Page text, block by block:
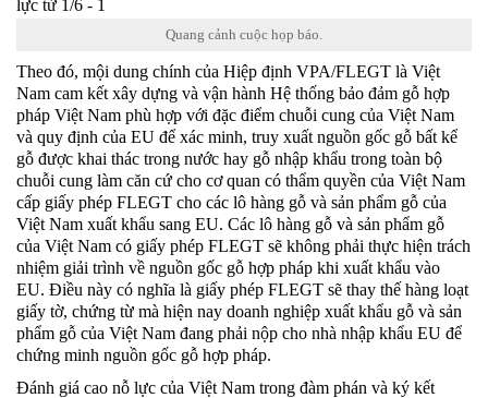
Quang cảnh cuộc họp báo.
Theo đó, mội dung chính của Hiệp định VPA/FLEGT là Việt
Nam cam kết xây dựng và vận hành Hệ thống bảo đảm gỗ hợp
pháp Việt Nam phù hợp với đặc điểm chuỗi cung của Việt Nam
và quy định của EU để xác minh, truy xuất nguồn gốc gỗ bất kể
gỗ được khai thác trong nước hay gỗ nhập khẩu trong toàn bộ
chuỗi cung làm căn cứ cho cơ quan có thẩm quyền của Việt Nam
cấp giấy phép FLEGT cho các lô hàng gỗ và sản phẩm gỗ của
Việt Nam xuất khẩu sang EU. Các lô hàng gỗ và sản phẩm gỗ
của Việt Nam có giấy phép FLEGT sẽ không phải thực hiện trách
nhiệm giải trình về nguồn gốc gỗ hợp pháp khi xuất khẩu vào
EU. Điều này có nghĩa là giấy phép FLEGT sẽ thay thế hàng loạt
giấy tờ, chứng từ mà hiện nay doanh nghiệp xuất khẩu gỗ và sản
phẩm gỗ của Việt Nam đang phải nộp cho nhà nhập khẩu EU để
chứng minh nguồn gốc gỗ hợp pháp.
Đánh giá cao nỗ lực của Việt Nam trong đàm phán và ký kết